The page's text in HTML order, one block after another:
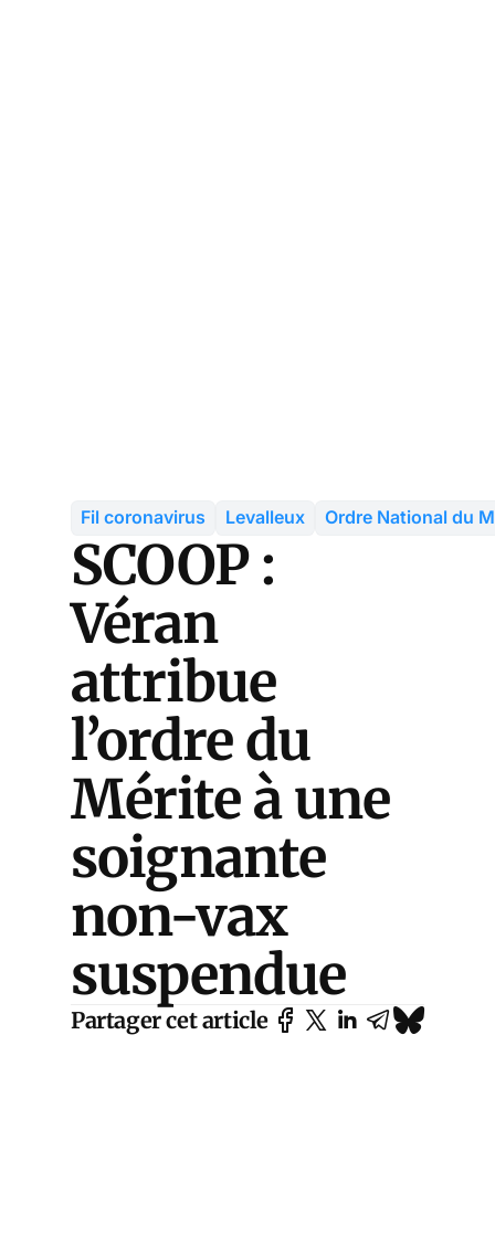
Fil coronavirus Levalleux Ordre National du
SCOOP :
Véran
attribue
l’ordre du
Mérite à une
soignante
non-vax
suspendue
Partager cet article